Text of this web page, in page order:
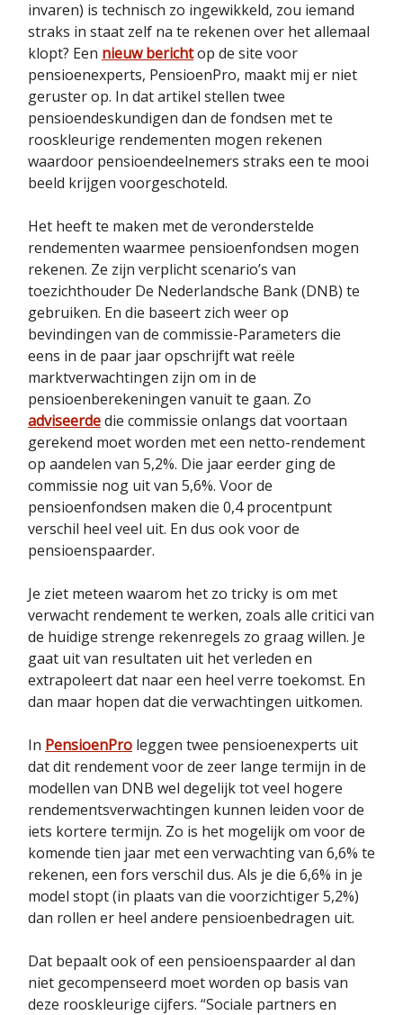
invaren) is technisch zo ingewikkeld, zou iemand
straks in staat zelf na te rekenen over het allemaal
klopt? Een nieuw berichtop de site voor
pensioenexperts, PensioenPro, maakt mij er niet
geruster op. In dat artikel stellen twee
pensioendeskundigen dan de fondsen met te
rooskleurige rendementen mogen rekenen
waardoor pensioendeelnemers straks een te mooi
beeld krijgen voorgeschoteld.
Het heeft te maken met de veronderstelde
rendementen waarmee pensioenfondsen mogen
rekenen. Ze zijn verplicht scenario’s van
toezichthouder De Nederlandsche Bank (DNB) te
gebruiken. En die baseert zich weer op
bevindingen van de commissie-Parameters die
eens in de paar jaar opschrijft wat reële
marktverwachtingen zijn om in de
pensioenberekeningen vanuit te gaan. Zo
adviseerdedie commissie onlangs dat voortaan
gerekend moet worden met een netto-rendement
op aandelen van 5,2%. Die jaar eerder ging de
commissie nog uit van 5,6%. Voor de
pensioenfondsen maken die 0,4 procentpunt
verschil heel veel uit. En dus ook voor de
pensioenspaarder.
Je ziet meteen waarom het zo tricky is om met
verwacht rendement te werken, zoals alle critici van
de huidige strenge rekenregels zo graag willen. Je
gaat uit van resultaten uit het verleden en
extrapoleert dat naar een heel verre toekomst. En
dan maar hopen dat die verwachtingen uitkomen.
In PensioenPro leggen twee pensioenexperts uit
dat dit rendement voor de zeer lange termijn in de
modellen van DNB wel degelijk tot veel hogere
rendementsverwachtingen kunnen leiden voor de
iets kortere termijn. Zo is het mogelijk om voor de
komende tien jaar met een verwachting van 6,6% te
rekenen, een fors verschil dus. Als je die 6,6% in je
model stopt (in plaats van die voorzichtiger 5,2%)
dan rollen er heel andere pensioenbedragen uit.
Dat bepaalt ook of een pensioenspaarder al dan
niet gecompenseerd moet worden op basis van
deze rooskleurige cijfers. “Sociale partners en